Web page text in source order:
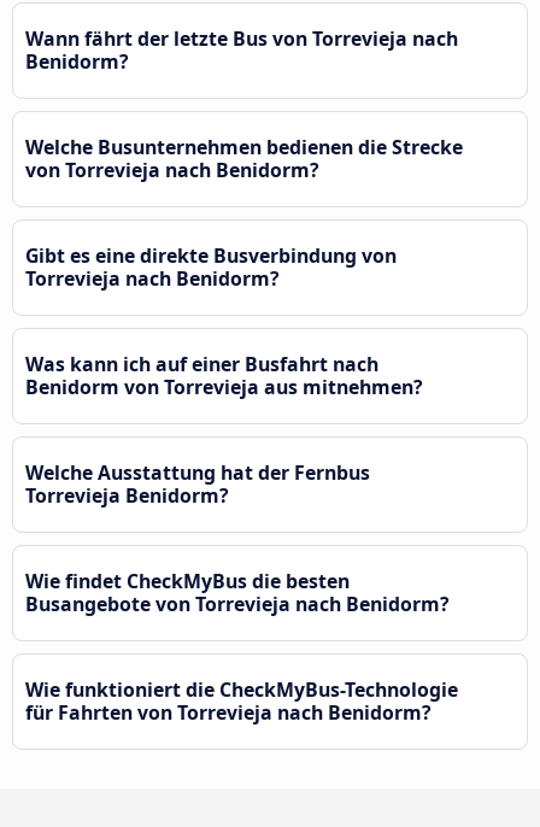
Wann fährt der letzte Bus von Torrevieja nach
Benidorm?
Welche Busunternehmen bedienen die Strecke
von Torrevieja nach Benidorm?
Gibt es eine direkte Busverbindung von
Torrevieja nach Benidorm?
Was kann ich auf einer Busfahrt nach
Benidorm von Torrevieja aus mitnehmen?
Welche Ausstattung hat der Fernbus
Torrevieja Benidorm?
Wie findet CheckMyBus die besten
Busangebote von Torrevieja nach Benidorm?
Wie funktioniert die CheckMyBus-Technologie
für Fahrten von Torrevieja nach Benidorm?